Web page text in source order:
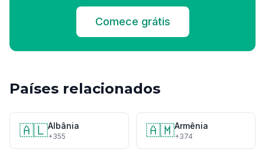
Comece grátis
Países relacionados
🇦🇱Albânia
+355 🇦🇲Armênia
+374